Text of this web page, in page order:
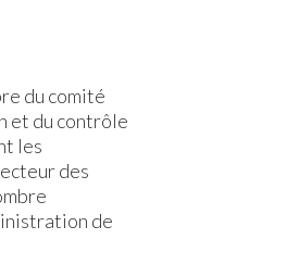
du comité
et du contrôle
les
des
de